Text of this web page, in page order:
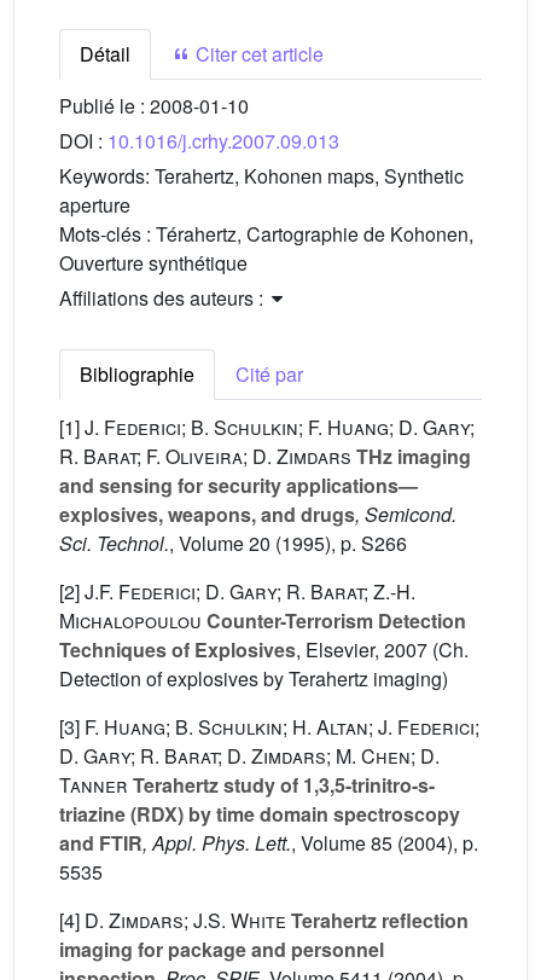
Détail
Citer cet article
Publié le : 2008-01-10
DOI : 10.1016/j.crhy.2007.09.013
Keywords: Terahertz, Kohonen maps, Synthetic
aperture
Mots-clés : Térahertz, Cartographie de Kohonen,
Ouverture synthétique
Affiliations des auteurs :
Bibliographie
Cité par
[1]J. Federici; B. Schulkin; F. Huang; D. Gary;
R. Barat; F. Oliveira; D. Zimdars THz imaging
and sensing for security applications—
explosives, weapons, and drugs, Semicond.
Sci. Technol., Volume 20 (1995), p. S266
[2]J.F. Federici; D. Gary; R. Barat; Z.-H.
Michalopoulou Counter-Terrorism Detection
Techniques of Explosives, Elsevier, 2007 (Ch.
Detection of explosives by Terahertz imaging)
[3] F. Huang; B. Schulkin; H. Altan; J. Federici;
D. Gary; R. Barat; D. Zimdars; M. Chen; D.
Tanner Terahertz study of 1,3,5-trinitro-s-
triazine (RDX) by time domain spectroscopy
and FTIR, Appl. Phys. Lett., Volume 85 (2004), p.
5535
[4] D. Zimdars; J.S. White Terahertz reflection
imaging for package and personnel